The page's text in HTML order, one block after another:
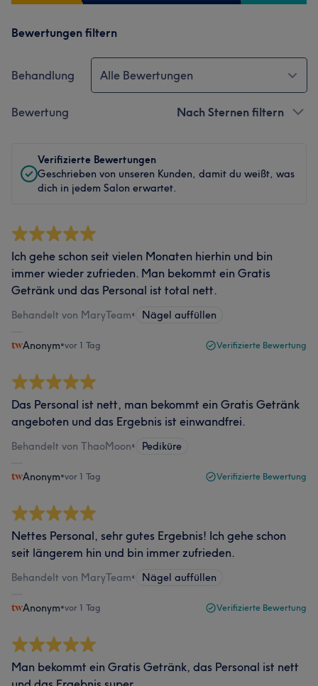
Bewertungen filtern
Behandlung Alle Bewertungen
Bewertung Nach Sternen filtern
Verifizierte Bewertungen
Geschrieben von unseren Kunden, damit du weißt, was
dich in jedem Salon erwartet.
Ich gehe schon seit vielen Monaten hierhin und bin
immer wieder zufrieden. Man bekommt ein Gratis
Getränk und das Personal ist total nett.
Behandelt von MaryTeam• Nägel auffüllen
Anonym•vor 1 Tag Verifizierte Bewertung
Das Personal ist nett, man bekommt ein Gratis Getränk
angeboten und das Ergebnis ist einwandfrei.
Behandelt von ThaoMoon• Pediküre
Anonym•vor 1 Tag Verifizierte Bewertung
Nettes Personal, sehr gutes Ergebnis! Ich gehe schon
seit längerem hin und bin immer zufrieden.
Behandelt von MaryTeam• Nägel auffüllen
Anonym•vor 1 Tag Verifizierte Bewertung
Man bekommt ein Gratis Getränk, das Personal ist nett